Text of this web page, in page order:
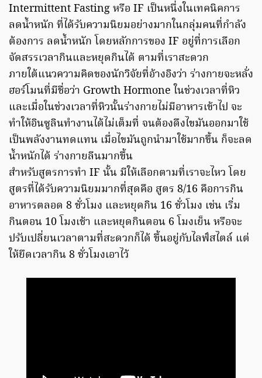
Intermittent Fasting หรือ IF เป็นหนึ่งในเทคนิคการ
ลดน้ำหนัก ที่ได้รับความนิยมอย่างมากในกลุ่มคนที่กำลัง
ต้องการ ลดน้ำหนัก โดยหลักการของ IF อยู่ที่การเลือก
จัดสรรเวลากินและหยุดกินได้ ตามที่เราสะดวก
ภายใต้แนวความคิดของนักวิจัยที่อ้างอิงว่า ร่างกายจะหลั่ง
ฮอร์โมนที่มีชื่อว่า Growth Hormone ในช่วงเวลาที่หิว
และเมื่อในช่วงเวลาที่หิวนั้นร่างกายไม่มีอาหารเข้าไป จะ
ทำให้อินซูลินทำงานได้ไม่เต็มที่ จนต้องดึงไขมันออกมาใช้
เป็นพลังงานทดแทน เมื่อไขมันถูกนำมาใช้มากขึ้น ก็จะลด
น้ำหนักได้ ร่างกายลีนมากขึ้น
สำหรับสูตรการทำ IF นั้น มีให้เลือกตามที่เราจะไหว โดย
สูตรที่ได้รับความนิยมมากที่สุดคือ สูตร 8/16 คือการกิน
อาหารตลอด 8 ชั่วโมง และหยุดกิน 16 ชั่วโมง เช่น เริ่ม
กินตอน 10 โมงเช้า และหยุดกินตอน 6 โมงเย็น หรือจะ
ปรับเปลี่ยนเวลาตามที่สะดวกก็ได้ ขึ้นอยู่กับไลฟ์สไตล์ แต่
ให้ยึดเวลากิน 8 ชั่วโมงเอาไว้